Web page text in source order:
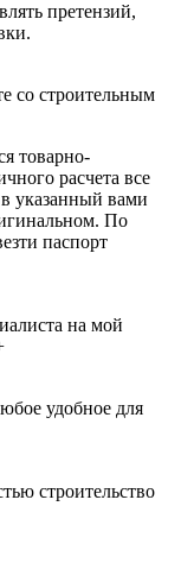
претензий,
со строительным
товарно-
расчета все
указанный вами
По
паспорт
на мой
удобное для
строительство